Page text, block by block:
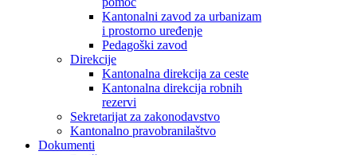
Kantonalni zavod za urbanizam
i prostorno uređenje
Pedagoški zavod
Direkcije
Kantonalna direkcija za ceste
Kantonalna direkcija robnih
rezervi
Sekretarijat za zakonodavstvo
Kantonalno pravobranilaštvo
Dokumenti